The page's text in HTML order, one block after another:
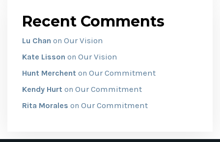
Recent Comments
Lu Chan on Our Vision
Kate Lisson on Our Vision
Hunt Merchent on Our Commitment
Kendy Hurt on Our Commitment
Rita Morales on Our Commitment